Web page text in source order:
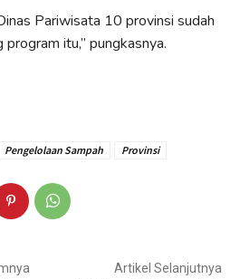
Pariwisata 10 provinsi sudah
itu,” pungkasnya.
Pengelolaan Sampah Provinsi
Artikel Selanjutnya